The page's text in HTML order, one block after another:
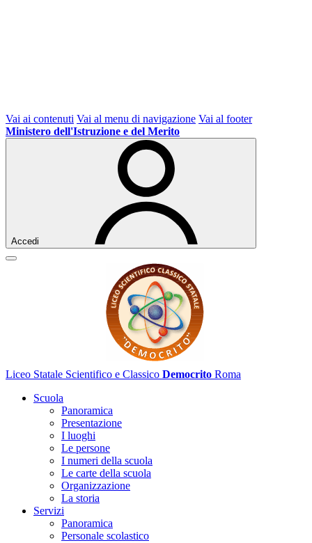
Vai ai contenuti Vai al menu di navigazione Vai al footer
Ministero dell'Istruzione e del Merito
Accedi
Liceo Statale Scientifico e Classico Democrito Roma
Scuola
Panoramica
Presentazione
I luoghi
Le persone
I numeri della scuola
Le carte della scuola
Organizzazione
La storia
Servizi
Panoramica
Personale scolastico